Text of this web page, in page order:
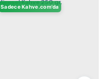
Sadece Kahve.com'da